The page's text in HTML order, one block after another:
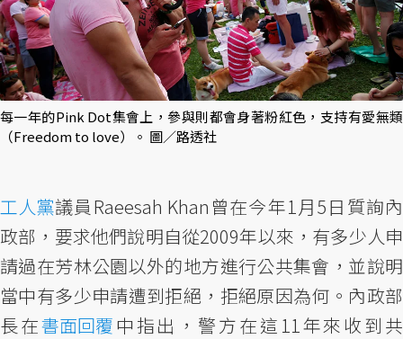
每一年的Pink Dot集會上，參與則都會身著粉紅色，支持有愛無類
（Freedom to love）。 圖／路透社
工人黨議員Raeesah Khan曾在今年1月5日質詢內
政部，要求他們說明自從2009年以來，有多少人申
請過在芳林公園以外的地方進行公共集會，並說明
當中有多少申請遭到拒絕，拒絕原因為何。內政部
長在書面回覆中指出，警方在這11年來收到共